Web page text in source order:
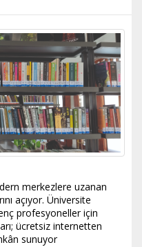
merkezlere uzanan
açıyor. Üniversite
profesyoneller için
ücretsiz internetten
sunuyor